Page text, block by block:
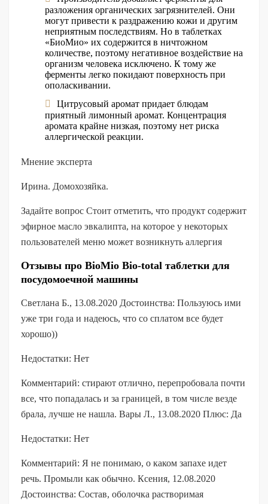
разложения органических загрязнителей. Они
могут привести к раздражению кожи и другим
неприятным последствиям. Но в таблетках
«БиоМио» их содержится в ничтожном
количестве, поэтому негативное воздействие на
организм человека исключено. К тому же
ферменты легко покидают поверхность при
ополаскивании.
Цитрусовый аромат придает блюдам
приятный лимонный аромат. Концентрация
аромата крайне низкая, поэтому нет риска
аллергической реакции.
Мнение эксперта
Ирина. Домохозяйка.
Задайте вопрос Стоит отметить, что продукт содержит
эфирное масло эвкалипта, на которое у некоторых
пользователей меню может возникнуть аллергия
Отзывы про BioMio Bio-total таблетки для
посудомоечной машины
Светлана Б., 13.08.2020 Достоинства: Пользуюсь ими
уже три года и надеюсь, что со сплатом все будет
хорошо))
Недостатки: Нет
Комментарий: стирают отлично, перепробовала почти
все, что попадалась и за границей, в том числе везде
брала, лучше не нашла. Вары Л., 13.08.2020 Плюс: Да
Недостатки: Нет
Комментарий: Я не понимаю, о каком запахе идет
речь. Промыли как обычно. Ксения, 12.08.2020
Достоинства: Состав, оболочка растворимая